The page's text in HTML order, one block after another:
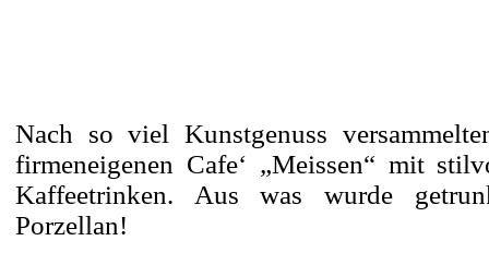
Nach so viel Kunstgenuss
firmeneigenen Cafe‘ „Meissen“ mit
Kaffeetrinken. Aus was wurde
Porzellan!